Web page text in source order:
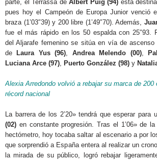
parte, el Terrassa deAlbert Puig (94) está
pues hoy el Campeón de Europa Junior venció
braza (1’03″39) y 200 libre (1’49″70). Además,
fue el más rápido en los 50 espalda con 25″93.
del Aljarafe femenino se sitúa en vía de ascenso
de
Laura Yus (96), Andrea Melendo (00),
Luciana Arce (97), Puerto González (98) y
Alexia Arredondo volvió a rebajar su marca de 200
récord nacional
La barrera de los 2’20» tendrá que esperar para
(02) en constante progresión. Tras el 1’06» de
hectómetro, hoy tocaba saltar al escenario a por
que sorprendió a España entera al realizar un
la mirada de su público, logró rebajar